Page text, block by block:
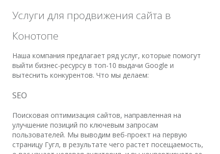
Услуги для продвижения сайта в
Конотопе
Наша компания предлагает ряд услуг, которые помогут
выйти бизнес-ресурсу в топ-10 выдачи Google и
вытеснить конкурентов. Что мы делаем:
SEO
Поисковая оптимизация сайтов, направленная на
улучшение позиций по ключевым запросам
пользователей. Мы выводим веб-проект на первую
страницу Гугл, в результате чего растет посещаемость,